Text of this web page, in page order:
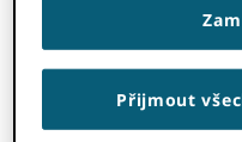
uživatelů
startovacím světě
za pouhých šest let.
spojování ORCID
Přijmout